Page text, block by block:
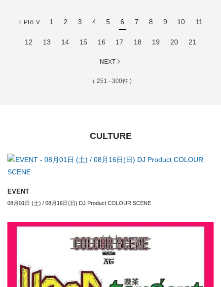
PREV 1 2 3 4 5 6 7 8 9 10 11
12 13 14 15 16 17 18 19 20 21
NEXT
（ 251 - 300件 )
CULTURE
EVENT
08月01日 (土) / 08月16日(日) DJ Product COLOUR SCENE